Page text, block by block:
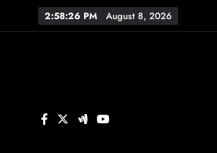
2:58:27 PM August 8, 2026